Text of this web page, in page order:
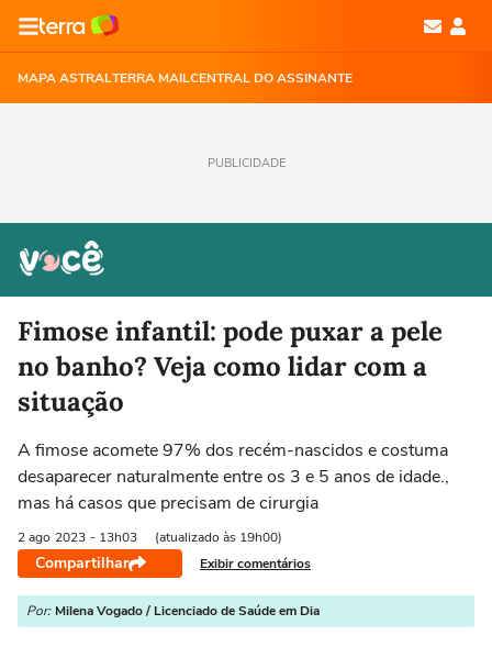
MAPA ASTRALTERRA MAILCENTRAL DO ASSINANTE
PUBLICIDADE
Fimose infantil: pode puxar a pele
no banho? Veja como lidar com a
situação
A fimose acomete 97% dos recém-nascidos e costuma
desaparecer naturalmente entre os 3 e 5 anos de idade.,
mas há casos que precisam de cirurgia
2 ago 2023 - 13h03 (atualizado às 19h00)
Compartilhar Exibir comentários
Por: Milena Vogado / Licenciado de Saúde em Dia